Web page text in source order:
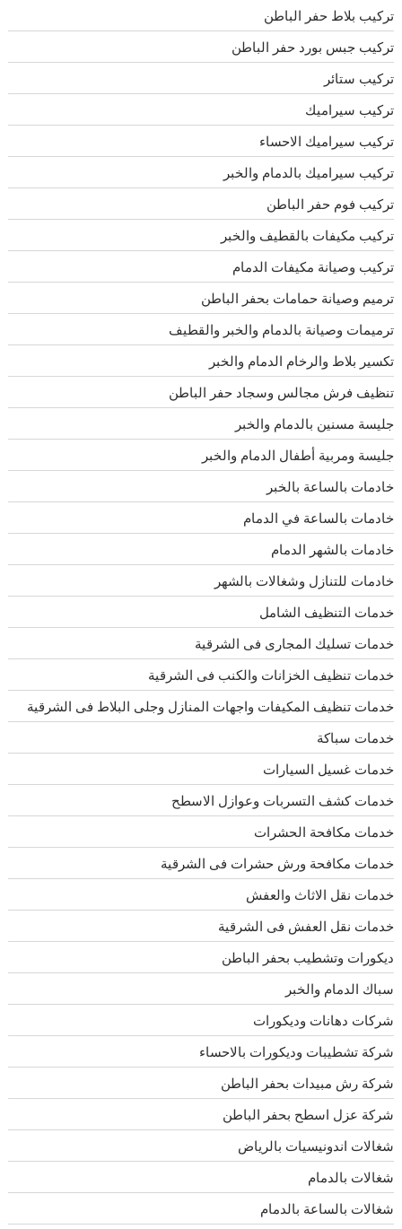
تركيب بلاط حفر الباطن
تركيب جبس بورد حفر الباطن
تركيب ستائر
تركيب سيراميك
تركيب سيراميك الاحساء
تركيب سيراميك بالدمام والخبر
تركيب فوم حفر الباطن
تركيب مكيفات بالقطيف والخبر
تركيب وصيانة مكيفات الدمام
ترميم وصيانة حمامات بحفر الباطن
ترميمات وصيانة بالدمام والخبر والقطيف
تكسير بلاط والرخام الدمام والخبر
تنظيف فرش مجالس وسجاد حفر الباطن
جليسة مسنين بالدمام والخبر
جليسة ومربية أطفال الدمام والخبر
خادمات بالساعة بالخبر
خادمات بالساعة في الدمام
خادمات بالشهر الدمام
خادمات للتنازل وشغالات بالشهر
خدمات التنظيف الشامل
خدمات تسليك المجارى فى الشرقية
خدمات تنظيف الخزانات والكنب فى الشرقية
خدمات تنظيف المكيفات واجهات المنازل وجلى البلاط فى الشرقية
خدمات سباكة
خدمات غسيل السيارات
خدمات كشف التسربات وعوازل الاسطح
خدمات مكافحة الحشرات
خدمات مكافحة ورش حشرات فى الشرقية
خدمات نقل الاثاث والعفش
خدمات نقل العفش فى الشرقية
ديكورات وتشطيب بحفر الباطن
سباك الدمام والخبر
شركات دهانات وديكورات
شركة تشطيبات وديكورات بالاحساء
شركة رش مبيدات بحفر الباطن
شركة عزل اسطح بحفر الباطن
شغالات اندونيسيات بالرياض
شغالات بالدمام
شغالات بالساعة بالدمام